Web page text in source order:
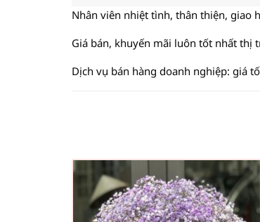
Nhân viên nhiệt tình, thân thiện, giao
Giá bán, khuyến mãi luôn tốt nhất thị
Dịch vụ bán hàng doanh nghiệp: giá